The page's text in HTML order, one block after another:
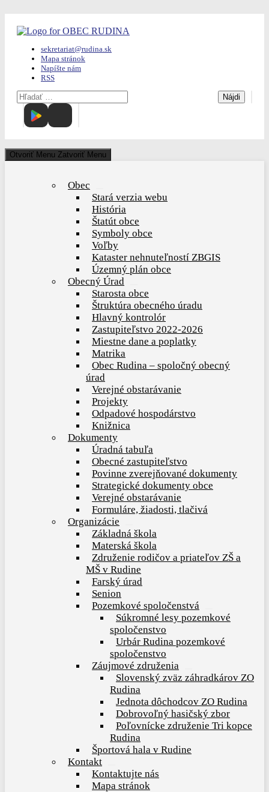
content
sekretariat@rudina.sk
Mapa stránok
Napíšte nám
RSS
Hľadať:
Otvoriť Menu Zatvoriť Menu
Obec
Show
sub
menu
Stará verzia webu
História
Štatút obce
Symboly obce
Voľby
Kataster nehnuteľností ZBGIS
Územný plán obce
Obecný Úrad
Show
sub
menu
Starosta obce
Štruktúra obecného úradu
Hlavný kontrolór
Zastupiteľstvo 2022-2026
Miestne dane a poplatky
Matrika
Obec Rudina – spoločný obecný
úrad
Verejné obstarávanie
Projekty
Odpadové hospodárstvo
Knižnica
Dokumenty
Show
sub
menu
Úradná tabuľa
Obecné zastupiteľstvo
Povinne zverejňované dokumenty
Strategické dokumenty obce
Verejné obstarávanie
Formuláre, žiadosti, tlačivá
Organizácie
Show
sub
menu
Základná škola
Materská škola
Združenie rodičov a priateľov ZŠ a
MŠ v Rudine
Farský úrad
Senion
Pozemkové spoločenstvá
Show
sub
Súkromné lesy pozemkové
spoločenstvo
Urbár Rudina pozemkové
spoločenstvo
Záujmové združenia
Show
sub
Slovenský zväz záhradkárov ZO
Rudina
Jednota dôchodcov ZO Rudina
Dobrovoľný hasičský zbor
Poľovnícke združenie Tri kopce
Rudina
Športová hala v Rudine
Kontakt
Show
sub
menu
Kontaktujte nás
Mapa stránok